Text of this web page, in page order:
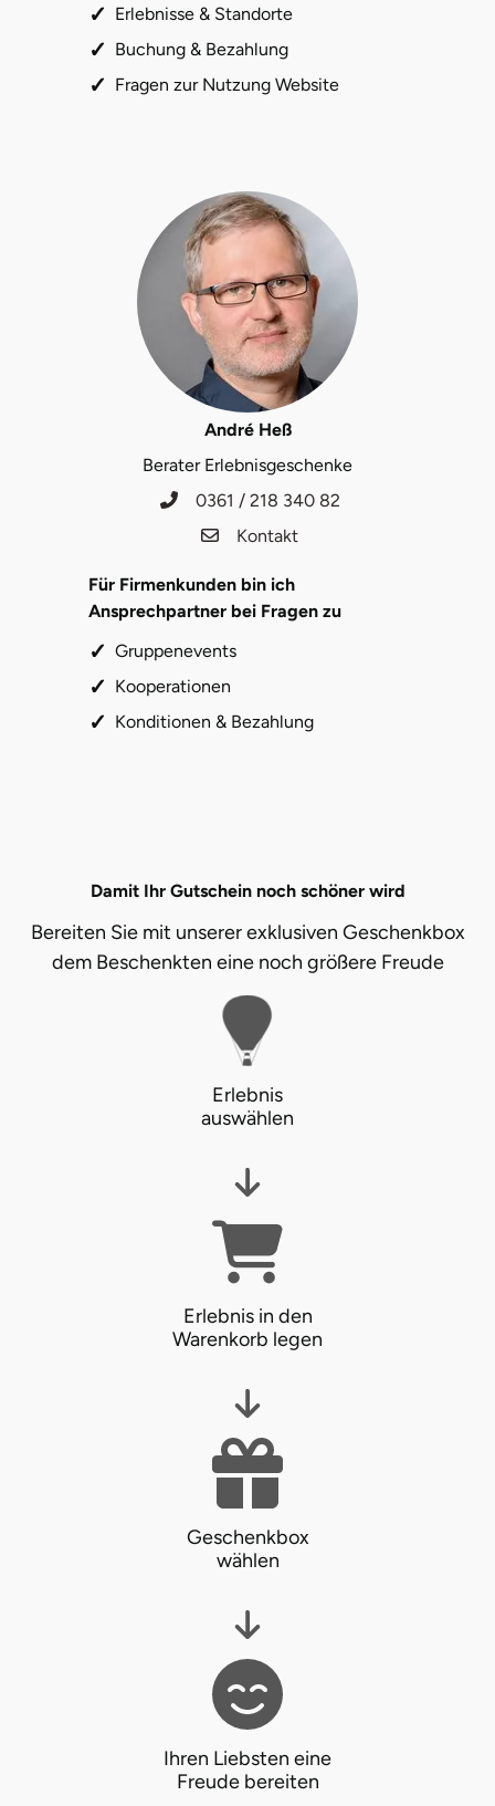
Erlebnisse & Standorte
Buchung & Bezahlung
Fragen zur Nutzung Website
André Heß
Berater Erlebnisgeschenke
0361 / 218 340 82
Kontakt
Für Firmenkunden bin ich
Ansprechpartner bei Fragen zu
Gruppenevents
Kooperationen
Konditionen & Bezahlung
Damit Ihr Gutschein noch schöner wird
Bereiten Sie mit unserer exklusiven Geschenkbox
dem Beschenkten eine noch größere Freude
Erlebnis
auswählen
Erlebnis in den
Warenkorb legen
Geschenkbox
wählen
Ihren Liebsten eine
Freude bereiten